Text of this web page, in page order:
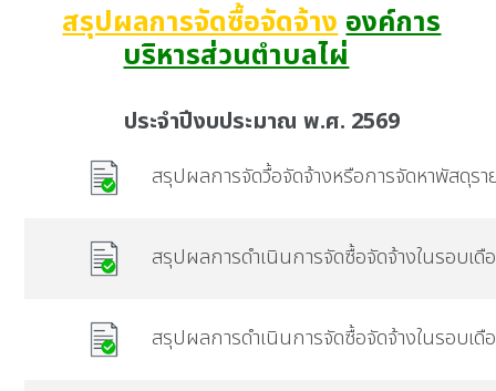
สรุปผลการจัดซื้อจัดจ้างองค์การ
บริหารส่วนตำบลไผ่
ประจำปีงบประมาณ พ.ศ. 2569
สรุปผลการจัดวื้อจัดจ้างหรือการจัดหาพัสดุ
สรุปผลการดำเนินการจัดซื้อจัดจ้างในรอบเ
สรุปผลการดำเนินการจัดซื้อจัดจ้างในรอบ